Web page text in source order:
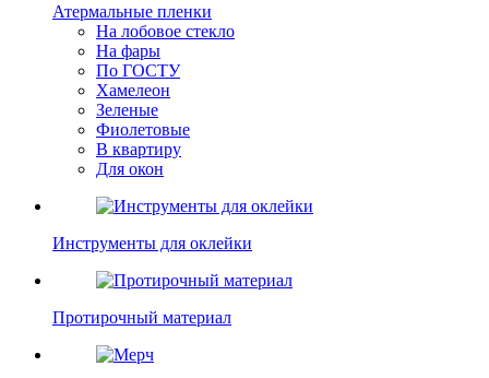
Атермальные пленки
На лобовое стекло
На фары
По ГОСТУ
Хамелеон
Зеленые
Фиолетовые
В квартиру
Для окон
Инструменты для оклейки
Протирочный материал